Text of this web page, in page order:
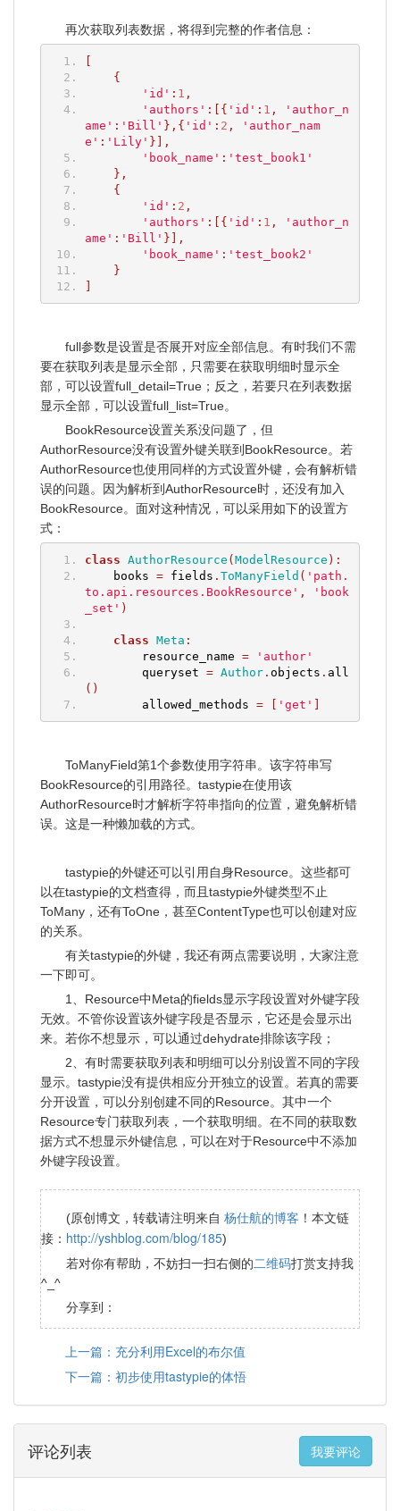
再次获取列表数据，将得到完整的作者信息：
[
{
'id' : 1 ,
'authors' :[{ 'id' : 1 ,
'author_n
ame' : 'Bill' },{ 'id' : 2 ,
'author_nam
e' : 'Lily' }],
'book_name' : 'test_book1'
},
{
'id' : 2 ,
'authors' :[{ 'id' : 1 ,
'author_n
ame' : 'Bill' }],
'book_name' : 'test_book2'
}
]
full参数是设置是否展开对应全部信息。有时我们不需
要在获取列表是显示全部，只需要在获取明细时显示全
部，可以设置full_detail=True；反之，若要只在列表数据
显示全部，可以设置full_list=True。
BookResource设置关系没问题了，但
AuthorResource没有设置外键关联到BookResource。若
AuthorResource也使用同样的方式设置外键，会有解析错
误的问题。因为解析到AuthorResource时，还没有加入
BookResource。面对这种情况，可以采用如下的设置方
式：
class AuthorResource (ModelResource ):
books = fields . ToManyField ( 'path.
to.api.resources.BookResource' ,
'book
_set' )
class Meta :
resource_name =
'author'
queryset = Author. objects . all
()
allowed_methods = [ 'get' ]
ToManyField第1个参数使用字符串。该字符串写
BookResource的引用路径。tastypie在使用该
AuthorResource时才解析字符串指向的位置，避免解析错
误。这是一种懒加载的方式。
tastypie的外键还可以引用自身Resource。这些都可
以在tastypie的文档查得，而且tastypie外键类型不止
ToMany，还有ToOne，甚至ContentType也可以创建对应
的关系。
有关tastypie的外键，我还有两点需要说明，大家注意
一下即可。
1、Resource中Meta的fields显示字段设置对外键字段
无效。不管你设置该外键字段是否显示，它还是会显示出
来。若你不想显示，可以通过dehydrate排除该字段；
2、有时需要获取列表和明细可以分别设置不同的字段
显示。tastypie没有提供相应分开独立的设置。若真的需要
分开设置，可以分别创建不同的Resource。其中一个
Resource专门获取列表，一个获取明细。在不同的获取数
据方式不想显示外键信息，可以在对于Resource中不添加
外键字段设置。
(原创博文，转载请注明来自 杨仕航的博客 ！本文链
接： http://yshblog.com/blog/185)
若对你有帮助，不妨扫一扫右侧的二维码打赏支持我
^_^
分享到：
上一篇：充分利用Excel的布尔值
下一篇：初步使用tastypie的体悟
评论列表 我要评论